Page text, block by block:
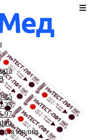
25
25
97
для юрлиц